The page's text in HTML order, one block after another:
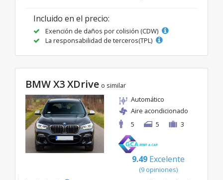
Incluido en el precio:
Exención de daños por colisión (CDW)
La responsabilidad de terceros(TPL)
BMW X3 XDrive o similar
Automático
Aire acondicionado
5
5 3
9.49 Excelente
(9 opiniones)